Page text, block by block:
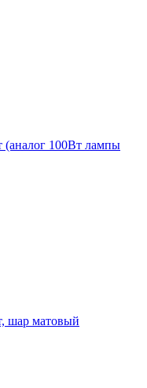
(аналог 100Вт лампы
шар матовый